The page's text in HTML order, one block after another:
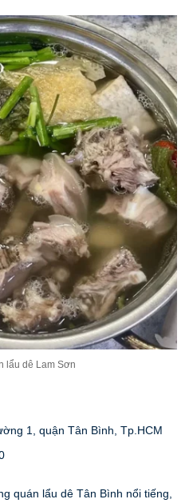
lẩu dê Lam Sơn
1, quận Tân Bình, Tp.HCM
quán lẩu dê Tân Bình nổi tiếng,